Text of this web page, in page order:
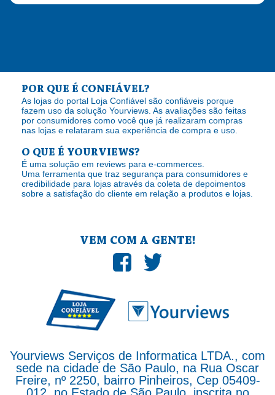
POR QUE É CONFIÁVEL?
As lojas do portal Loja Confiável são confiáveis porque
fazem uso da solução Yourviews. As avaliações são feitas
por consumidores como você que já realizaram compras
nas lojas e relataram sua experiência de compra e uso.
O QUE É YOURVIEWS?
É uma solução em reviews para e-commerces.
Uma ferramenta que traz segurança para consumidores e
credibilidade para lojas através da coleta de depoimentos
sobre a satisfação do cliente em relação a produtos e lojas.
VEM COM A GENTE!
Yourviews Serviços de Informatica LTDA., com
sede na cidade de São Paulo, na Rua Oscar
Freire, nº 2250, bairro Pinheiros, Cep 05409-